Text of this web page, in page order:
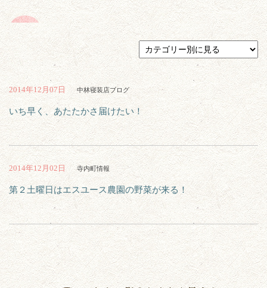
2014年12月07日 中林寝装店ブログ
いち早く、あたたかさ届けたい！
2014年12月02日 寺内町情報
第２土曜日はエスユース農園の野菜が来る！